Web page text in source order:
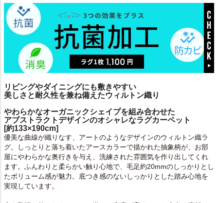
リビングやダイニングにも敷きやすい
美しさと耐久性を兼ね備えたウィルトン織り
やわらかなオーガニックシェイプを組み合わせた
アブストラクトデザインのオシャレなラグカーペット
[約133×190cm]
優美な曲線が織りなす、アートのようなデザインのウィルトン織ラ
グ。しっとりと落ち着いたアースカラーで描かれた抽象柄が、お部
屋にやわらかな奥行きを与え、洗練された雰囲気を作り出してくれ
ます。ふんわりと柔らかい触り心地で、毛足約20mmのしっかりとし
たボリューム感が魅力。底つき感のないしっかりとした踏み心地を
実現しています。